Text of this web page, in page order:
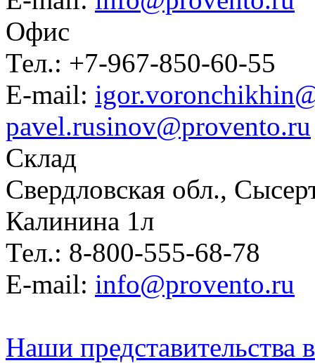
Офис
Тел.: +7-967-850-60-55
E-mail:
pavel.rusinov@provento.ru
Склад
Свердловская обл.,
Калинина 1л
Тел.: 8-800-555-68-78
E-mail: info@provento.ru
Наши представительства